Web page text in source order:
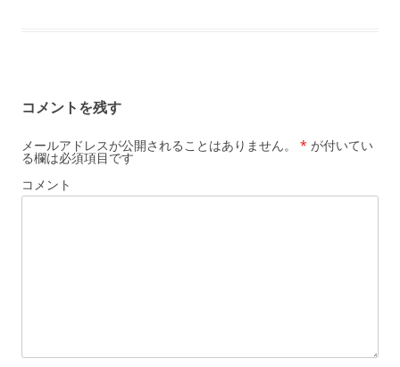
コメントを残す
メールアドレスが公開されることはありません。 * が付いてい
る欄は必須項目です
コメント